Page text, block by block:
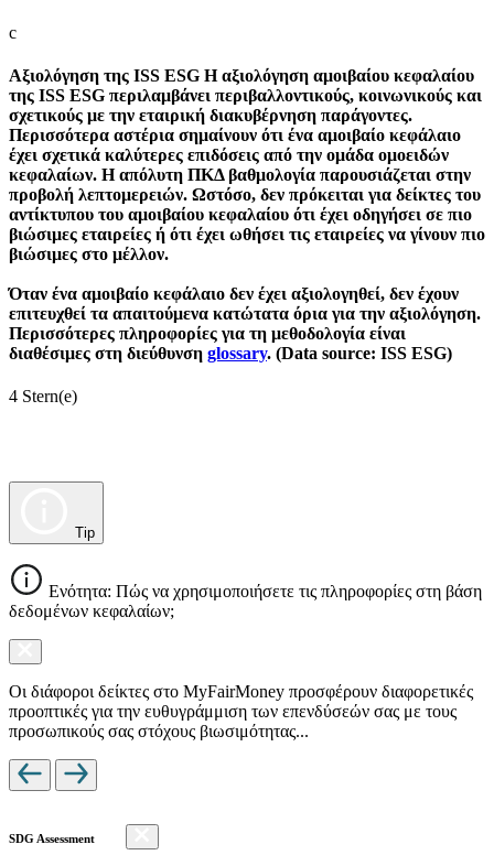
c
Αξιολόγηση της ISS ESG Η αξιολόγηση αμοιβαίου κεφαλαίου
της ISS ESG περιλαμβάνει περιβαλλοντικούς, κοινωνικούς και
σχετικούς με την εταιρική διακυβέρνηση παράγοντες.
Περισσότερα αστέρια σημαίνουν ότι ένα αμοιβαίο κεφάλαιο
έχει σχετικά καλύτερες επιδόσεις από την ομάδα ομοειδών
κεφαλαίων. Η απόλυτη ΠΚΔ βαθμολογία παρουσιάζεται στην
προβολή λεπτομερειών. Ωστόσο, δεν πρόκειται για δείκτες του
αντίκτυπου του αμοιβαίου κεφαλαίου ότι έχει οδηγήσει σε πιο
βιώσιμες εταιρείες ή ότι έχει ωθήσει τις εταιρείες να γίνουν πιο
βιώσιμες στο μέλλον.
Όταν ένα αμοιβαίο κεφάλαιο δεν έχει αξιολογηθεί, δεν έχουν
επιτευχθεί τα απαιτούμενα κατώτατα όρια για την αξιολόγηση.
Περισσότερες πληροφορίες για τη μεθοδολογία είναι
διαθέσιμες στη διεύθυνση glossary. (Data source: ISS ESG)
4 Stern(e)
Tip
Ενότητα: Πώς να χρησιμοποιήσετε τις πληροφορίες στη βάση
δεδομένων κεφαλαίων;
Οι διάφοροι δείκτες στο MyFairMoney προσφέρουν διαφορετικές
προοπτικές για την ευθυγράμμιση των επενδύσεών σας με τους
προσωπικούς σας στόχους βιωσιμότητας...
SDG Assessment